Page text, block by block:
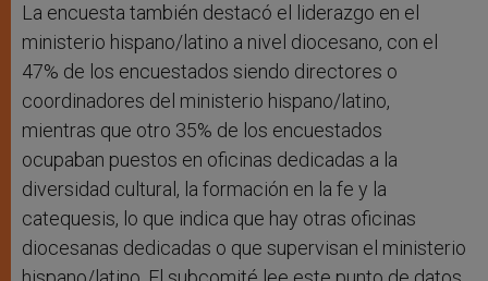
La encuesta también destacó el liderazgo en el
ministerio hispano/latino a nivel diocesano, con el
47% de los encuestados siendo directores o
coordinadores del ministerio hispano/latino,
mientras que otro 35% de los encuestados
ocupaban puestos en oficinas dedicadas a la
diversidad cultural, la formación en la fe y la
catequesis, lo que indica que hay otras oficinas
diocesanas dedicadas o que supervisan el ministerio